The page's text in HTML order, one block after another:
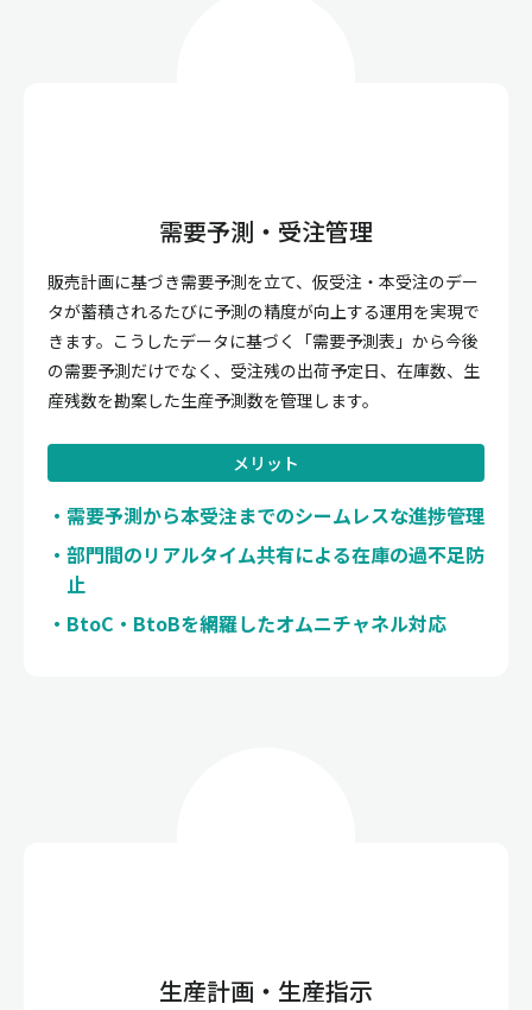
需要予測・受注管理
販売計画に基づき需要予測を立て、仮受注・本受注のデー
タが蓄積されるたびに予測の精度が向上する運用を実現で
きます。こうしたデータに基づく「需要予測表」から今後
の需要予測だけでなく、受注残の出荷予定日、在庫数、生
産残数を勘案した生産予測数を管理します。
メリット
需要予測から本受注までのシームレスな進捗管理
部門間のリアルタイム共有による在庫の過不足防
止
BtoC・BtoBを網羅したオムニチャネル対応
生産計画・生産指示